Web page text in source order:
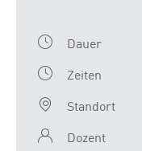
Dauer
Zeiten
Standort
Dozent